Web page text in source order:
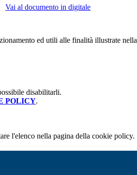
Vai al documento in digitale
ed utili alle finalità illustrate nella
disabilitarli.
POLICY.
l'elenco nella pagina della cookie policy.